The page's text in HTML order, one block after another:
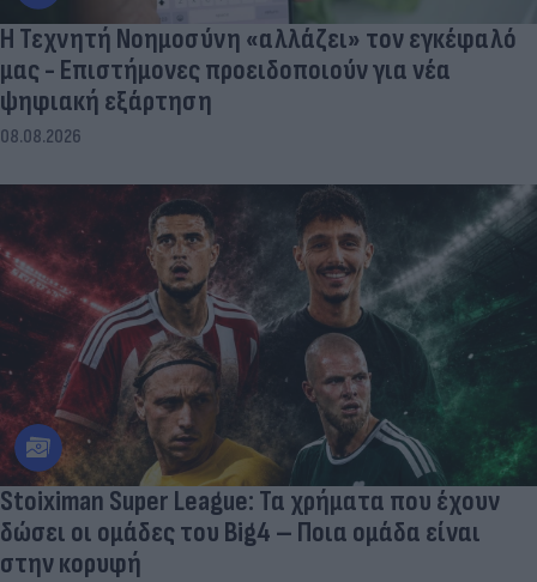
Η Τεχνητή Νοημοσύνη «αλλάζει» τον εγκέφαλό
μας - Eπιστήμονες προειδοποιούν για νέα
ψηφιακή εξάρτηση
08.08.2026
Stoiximan Super League: Τα χρήματα που έχουν
δώσει οι ομάδες του Big4 – Ποια ομάδα είναι
στην κορυφή